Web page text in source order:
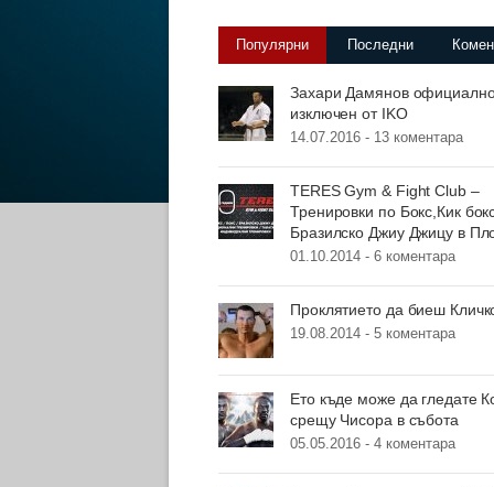
Популярни Последни
Захари Дамянов
изключен от IKO
14.07.2016 - 13 коментара
TERES Gym & Fight Club –
Тренировки по Бокс,Кик
Бразилско Джиу Джицу в
01.10.2014 - 6 коментара
Проклятието да биеш
19.08.2014 - 5 коментара
Ето къде може да гледате
срещу Чисора в събота
05.05.2016 - 4 коментара